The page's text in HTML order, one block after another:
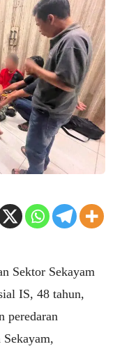
Sektor Sekayam
IS, 48 tahun,
peredaran